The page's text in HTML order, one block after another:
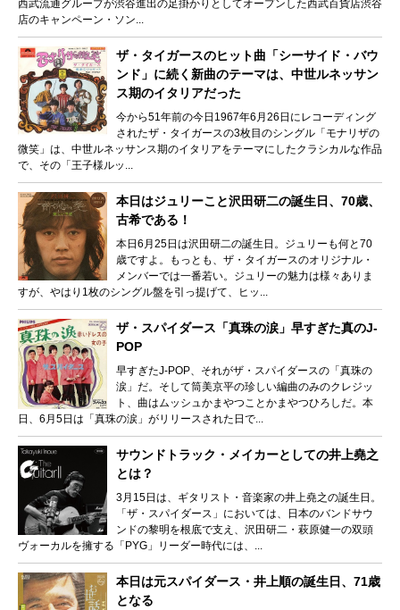
西武流通グループが渋谷進出の足掛かりとしてオープンした西武百貨店渋谷
店のキャンペーン・ソン...
ザ・タイガースのヒット曲「シーサイド・バウ
ンド」に続く新曲のテーマは、中世ルネッサン
ス期のイタリアだった
今から51年前の今日1967年6月26日にレコーディング
されたザ・タイガースの3枚目のシングル「モナリザの
微笑」は、中世ルネッサンス期のイタリアをテーマにしたクラシカルな作品
で、その「王子様ルッ...
本日はジュリーこと沢田研二の誕生日、70歳、
古希である！
本日6月25日は沢田研二の誕生日。ジュリーも何と70
歳ですよ。もっとも、ザ・タイガースのオリジナル・
メンバーでは一番若い。ジュリーの魅力は様々ありま
すが、やはり1枚のシングル盤を引っ提げて、ヒッ...
ザ・スパイダース「真珠の涙」早すぎた真のJ-
POP
早すぎたJ-POP、それがザ・スパイダースの「真珠の
涙」だ。そして筒美京平の珍しい編曲のみのクレジッ
ト、曲はムッシュかまやつことかまやつひろしだ。本
日、6月5日は「真珠の涙」がリリースされた日で...
サウンドトラック・メイカーとしての井上堯之
とは？
3月15日は、ギタリスト・音楽家の井上堯之の誕生日。
「ザ・スパイダース」においては、日本のバンドサウ
ンドの黎明を根底で支え、沢田研二・萩原健一の双頭
ヴォーカルを擁する「PYG」リーダー時代には、...
本日は元スパイダース・井上順の誕生日、71歳
となる